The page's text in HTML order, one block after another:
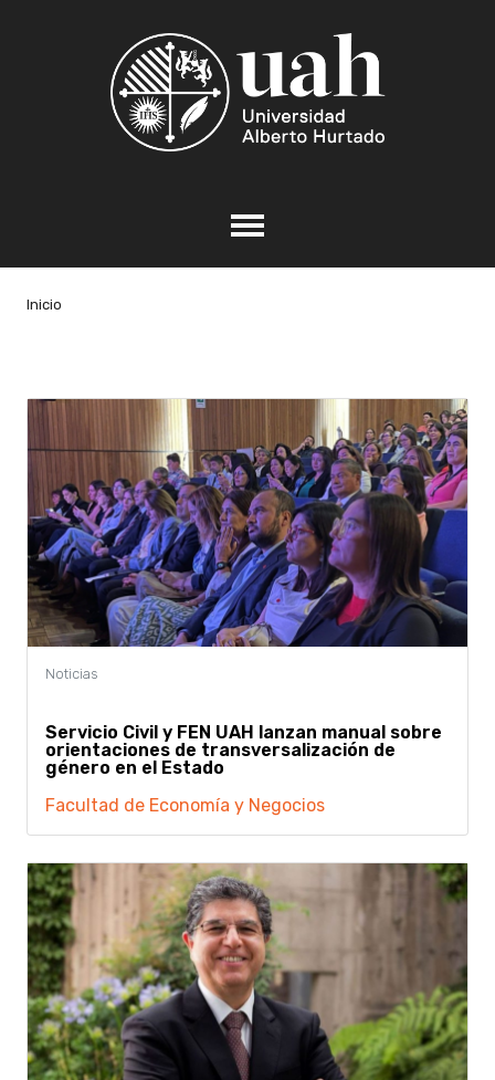
Inicio
Servicio Civil y FEN UAH lanzan manual sobre
orientaciones de transversalización de
género en el Estado
Facultad de Economía y Negocios